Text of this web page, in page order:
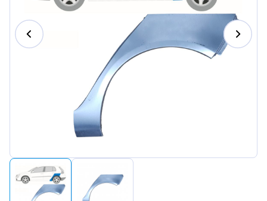
Lietuvių
Hrvatski